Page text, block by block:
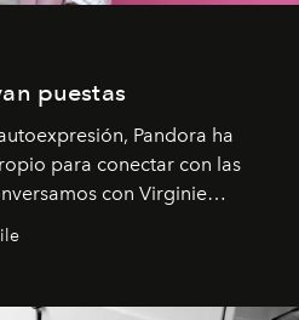
puestas
Pandora ha
para conectar con las
con Virginie
marketing para
cultura y el valor